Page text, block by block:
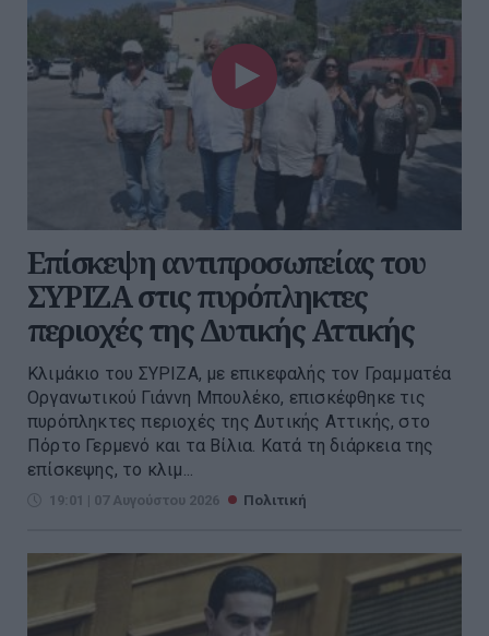
Επίσκεψη αντιπροσωπείας του
ΣΥΡΙΖΑ στις πυρόπληκτες
περιοχές της Δυτικής Αττικής
Κλιμάκιο του ΣΥΡΙΖΑ, με επικεφαλής τον Γραμματέα
Οργανωτικού Γιάννη Μπουλέκο, επισκέφθηκε τις
πυρόπληκτες περιοχές της Δυτικής Αττικής, στο
Πόρτο Γερμενό και τα Βίλια. Κατά τη διάρκεια της
επίσκεψης, το κλιμ...
19:01 | 07 Αυγούστου 2026 Πολιτική